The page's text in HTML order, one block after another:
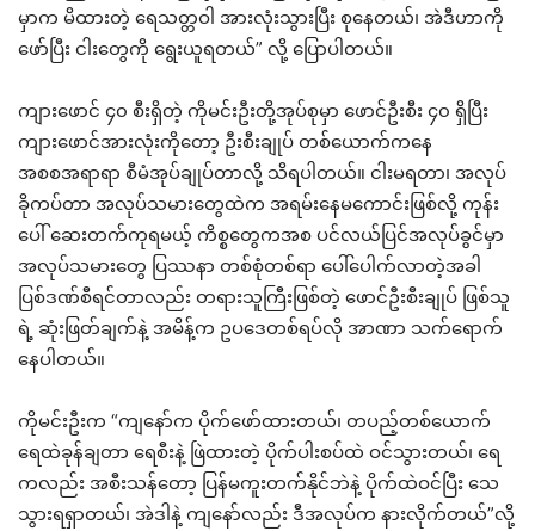
မှာက မိထားတဲ့ ရေသတ္တဝါ အားလုံးသွားပြီး စုနေတယ်၊ အဲဒီဟာကို
ဖော်ပြီး ငါးတွေကို ရွေးယူရတယ်” လို့ ပြောပါတယ်။
ကျားဖောင် ၄၀ စီးရှိတဲ့ ကိုမင်းဦးတို့အုပ်စုမှာ ဖောင်ဦးစီး ၄၀ ရှိပြီး
ကျားဖောင်အားလုံးကိုတော့ ဦးစီးချုပ် တစ်ယောက်ကနေ
အစစအရာရာ စီမံအုပ်ချုပ်တာလို့ သိရပါတယ်။ ငါးမရတာ၊ အလုပ်
ခိုကပ်တာ အလုပ်သမားတွေထဲက အရမ်းနေမကောင်းဖြစ်လို့ ကုန်း
ပေါ် ဆေးတက်ကုရမယ့် ကိစ္စတွေကအစ ပင်လယ်ပြင်အလုပ်ခွင်မှာ
အလုပ်သမားတွေ ပြဿနာ တစ်စုံတစ်ရာ ပေါ်ပေါက်လာတဲ့အခါ
ပြစ်ဒဏ်စီရင်တာလည်း တရားသူကြီးဖြစ်တဲ့ ဖောင်ဦးစီးချုပ် ဖြစ်သူ
ရဲ့ ဆုံးဖြတ်ချက်နဲ့ အမိန့်က ဥပဒေတစ်ရပ်လို အာဏာ သက်ရောက်
နေပါတယ်။
ကိုမင်းဦးက “ကျနော်က ပိုက်ဖော်ထားတယ်၊ တပည့်တစ်ယောက်
ရေထဲခုန်ချတာ ရေစီးနဲ့ ဖြဲထားတဲ့ ပိုက်ပါးစပ်ထဲ ဝင်သွားတယ်၊ ရေ
ကလည်း အစီးသန်တော့ ပြန်မကူးတက်နိုင်ဘဲနဲ့ ပိုက်ထဲဝင်ပြီး သေ
သွားရရှာတယ်၊ အဲဒါနဲ့ ကျနော်လည်း ဒီအလုပ်က နားလိုက်တယ်”လို့